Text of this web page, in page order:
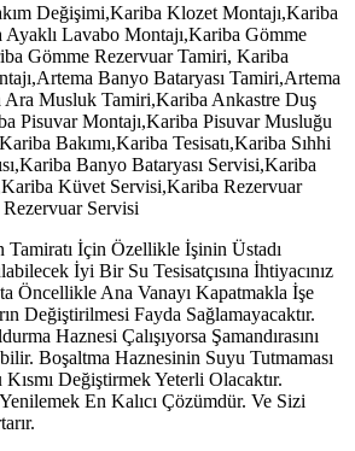
Değişimi,Kariba Klozet Montajı,Kariba
Lavabo Montajı,Kariba Gömme
Gömme Rezervuar Tamiri, Kariba
Banyo Bataryası Tamiri,Artema
Musluk Tamiri,Kariba Ankastre Duş
Pisuvar Montajı,Kariba Pisuvar Musluğu
Bakımı,Kariba Tesisatı,Kariba Sıhhi
Banyo Bataryası Servisi,Kariba
Küvet Servisi,Kariba Rezervuar
Servisi
İçin Özellikle İşinin Üstadı
İyi Bir Su Tesisatçısına İhtiyacınız
Öncellikle Ana Vanayı Kapatmakla İşe
Değiştirilmesi Fayda Sağlamayacaktır.
Haznesi Çalışıyorsa Şamandırasını
Boşaltma Haznesinin Suyu Tutmaması
Değiştirmek Yeterli Olacaktır.
En Kalıcı Çözümdür. Ve Sizi